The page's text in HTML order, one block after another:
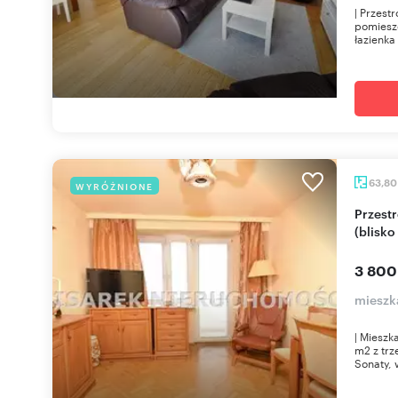
|
WYRÓŻNIONE 63,80
Przestronne 3-pokojowe mieszkanie z balkonem
(blisko
3
|
m2 z
Sonaty,